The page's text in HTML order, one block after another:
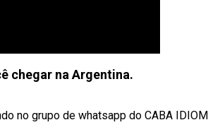
chegar na Argentina.
no grupo de whatsapp do CABA